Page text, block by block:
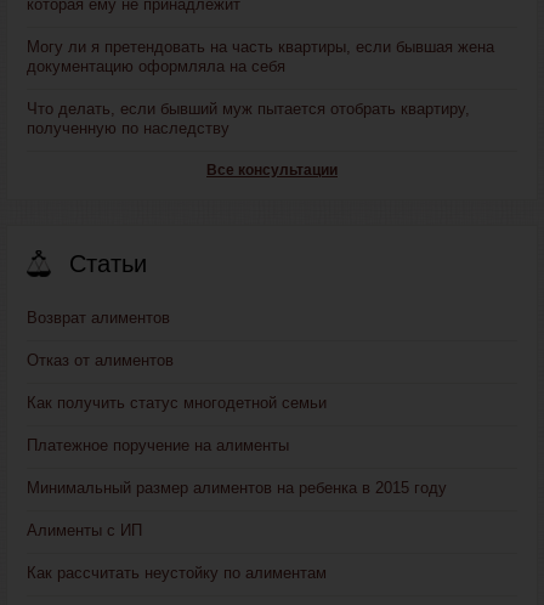
которая ему не принадлежит
Могу ли я претендовать на часть квартиры, если бывшая жена
документацию оформляла на себя
Что делать, если бывший муж пытается отобрать квартиру,
полученную по наследству
Все консультации
Статьи
Возврат алиментов
Отказ от алиментов
Как получить статус многодетной семьи
Платежное поручение на алименты
Минимальный размер алиментов на ребенка в 2015 году
Алименты с ИП
Как рассчитать неустойку по алиментам